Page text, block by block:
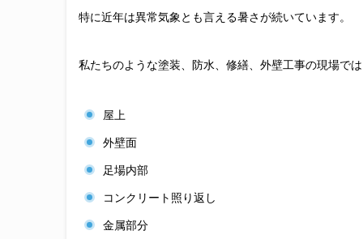
特に近年は異常気象とも言える暑さが続いています。
私たちのような塗装、防水、修繕、外壁工事の現場で
屋上
外壁面
足場内部
コンクリート照り返し
金属部分